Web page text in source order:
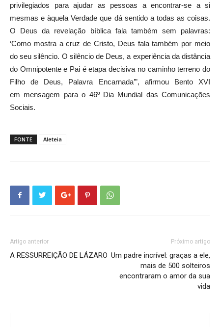
privilegiados para ajudar as pessoas a encontrar-se a si
mesmas e àquela Verdade que dá sentido a todas as coisas.
O Deus da revelação bíblica fala também sem palavras:
‘Como mostra a cruz de Cristo, Deus fala também por meio
do seu silêncio. O silêncio de Deus, a experiência da distância
do Omnipotente e Pai é etapa decisiva no caminho terreno do
Filho de Deus, Palavra Encarnada’”, afirmou Bento XVI
em mensagem para o 46º Dia Mundial das Comunicações
Sociais.
FONTE Aleteia
Artigo anterior
A RESSURREIÇÃO DE LÁZARO
Próximo artigo
Um padre incrível: graças a ele,
mais de 500 solteiros
encontraram o amor da sua
vida